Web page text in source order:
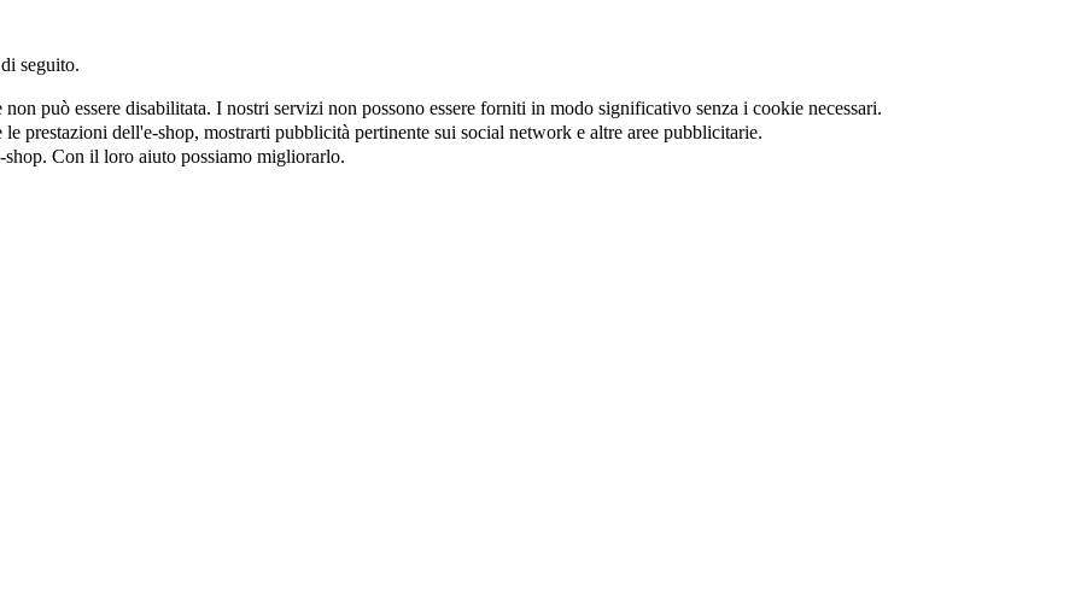
seguito.
non può essere disabilitata. I nostri servizi non possono essere forniti in modo significativo senza i cookie necessari.
prestazioni dell'e-shop, mostrarti pubblicità pertinente sui social network e altre aree pubblicitarie.
Con il loro aiuto possiamo migliorarlo.